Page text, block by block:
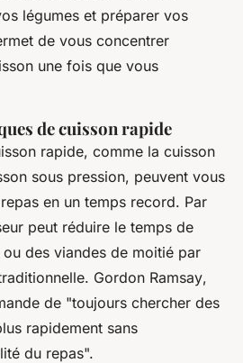
légumes et préparer vos
de vous concentrer
une fois que vous
de cuisson rapide
rapide, comme la cuisson
sous pression, peuvent vous
en un temps record. Par
peut réduire le temps de
des viandes de moitié par
Gordon Ramsay,
de "toujours chercher des
rapidement sans
du repas".